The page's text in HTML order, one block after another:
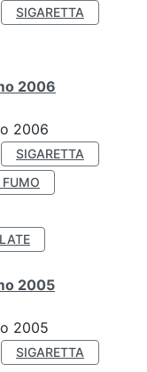
SIGARETTA
2006
2006
SIGARETTA
FUMO
2005
2005
SIGARETTA